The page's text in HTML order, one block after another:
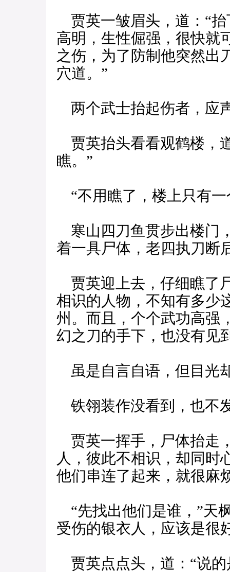
贾英一皱眉头，道：“
高明，生性倔强，很快就
之伤，为了防制他突然出
穴道。”
两个武士抬起伤者，应
贾英抬头看看观鹤楼，
瞧。”
“不用瞧了，楼上只有一
寒山四刀鱼贯步出楼门
着一具尸体，老四执刀断
贾英迎上去，仔细瞧了
相识的人物，不知有多少
州。而且，个个武功高强
幻之刀的手下，也没有见
虽是自言自语，但目光
铁翎装作没看到，也不
贾英一挥手，尸体抬走
人，彼此不相识，却同时
他们串连了起来，就很麻
“先找出他们是谁，”天
受伤的银衣人，应该是很
贾英点点头，道：“说的